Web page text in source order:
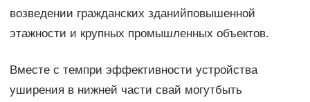
возведении гражданских зданийповышенной
этажности и крупных промышленных объектов.
Вместе с темпри эффективности устройства
уширения в нижней части свай могутбыть